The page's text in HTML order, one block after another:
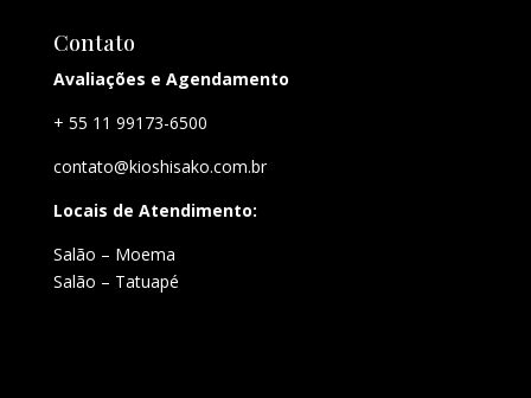
Contato
Avaliações e Agendamento
+ 55 11 99173-6500
contato@kioshisako.com.br
Locais de Atendimento:
Salão – Moema
Salão – Tatuapé